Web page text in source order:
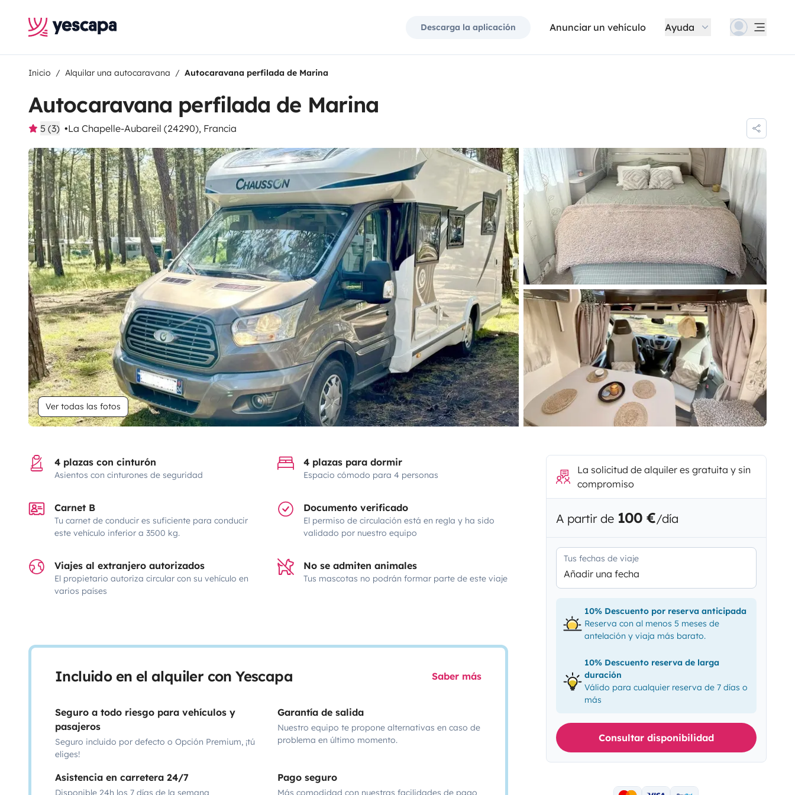
Descarga la aplicación Anunciar un vehículo Ayuda
Inicio Alquilar una autocaravana Autocaravana perfilada de Marina
Autocaravana perfilada de Marina
5 (3) La Chapelle-Aubareil (24290), Francia
Ver todas las fotos
4 plazas con cinturón
Asientos con cinturones de seguridad
4 plazas para dormir
Espacio cómodo para 4 personas
Carnet B
Tu carnet de conducir es suficiente para conducir
este vehículo inferior a 3500 kg.
Documento verificado
El permiso de circulación está en regla y ha sido
validado por nuestro equipo
Viajes al extranjero autorizados
El propietario autoriza circular con su vehículo en
varios países
No se admiten animales
Tus mascotas no podrán formar parte de este viaje
Incluido en el alquiler con Yescapa Saber más
Seguro a todo riesgo para vehículos y
pasajeros
Seguro incluido por defecto o Opción Premium, ¡tú
eliges!
Garantía de salida
Nuestro equipo te propone alternativas en caso de
problema en último momento.
Asistencia en carretera 24/7
Disponible 24h los 7 días de la semana
Pago seguro
Más comodidad con nuestras facilidades de pago
La solicitud de alquiler es gratuita y sin
compromiso
A partir de 100 €/día
Tus fechas de viaje
Añadir una fecha
10% Descuento por reserva anticipada
Reserva con al menos 5 meses de
antelación y viaja más barato.
10% Descuento reserva de larga
duración
Válido para cualquier reserva de 7 días o
más
Consultar disponibilidad